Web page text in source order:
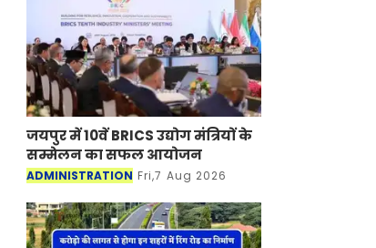
जयपुर में 10वें BRICS उद्योग मंत्रियों के
सम्मेलन का सफल आयोजन
ADMINISTRATION Fri,7 Aug 2026